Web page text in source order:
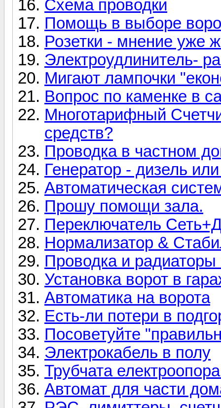
Схема проводки
Помощь в выборе
Розетки - мнение уже
Электроудлинитель-
Мигают лампочки
Вопрос по каменке в
Многотарифный
средств?
Проводка в частном
Генератор - дизель
Автоматическая
Прошу помощи зала.
Переключатель
Нормализатор &
Проводка и радиаторы
Установка ворот в
Автоматика на ворота
Есть-ли потери в
Посоветуйте
Электрокабель в полу
Трубчата
Автомат для части